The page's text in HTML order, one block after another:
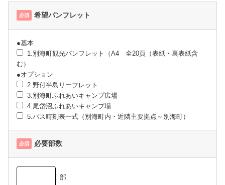
必須 希望パンフレット
●基本
1.別海町観光パンフレット（A4 全20頁（表紙・裏表紙含
む）
●オプション
2.野付半島リーフレット
3.別海町ふれあいキャンプ広場
4.尾岱沼ふれあいキャンプ場
5.バス時刻表一式（別海町内・近隣主要拠点～別海町）
必須 必要部数
部